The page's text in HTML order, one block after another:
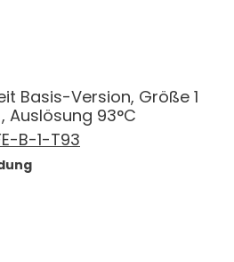
Basis-Version, Größe 1
Auslösung 93°C
B-1-T93